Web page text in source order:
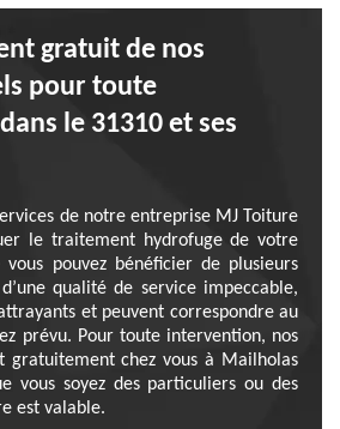
gratuit de nos
pour toute
le 31310 et ses
de notre entreprise MJ Toiture
le traitement hydrofuge de votre
vous pouvez bénéficier de plusieurs
qualité de service impeccable,
et peuvent correspondre au
prévu. Pour toute intervention, nos
gratuitement chez vous à Mailholas
vous soyez des particuliers ou des
est valable.